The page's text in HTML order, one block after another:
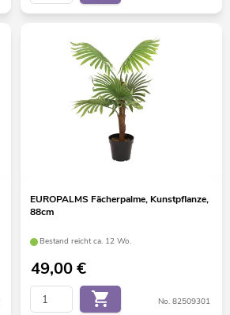
EUROPALMS Fächerpalme, Kunstpflanze,
88cm
Bestand reicht ca. 12 Wo.
49,00€
No. 82509301